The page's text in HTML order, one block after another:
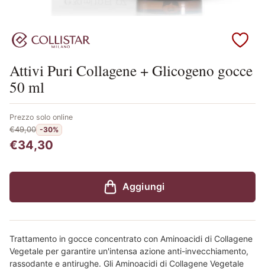
Scopri i prodotti Collistar
Attivi Puri Collagene + Glicogeno gocce
50 ml
Prezzo solo online
€49,00 -30%
€34,30
Aggiungi
Trattamento in gocce concentrato con Aminoacidi di Collagene
Vegetale per garantire un'intensa azione anti-invecchiamento,
rassodante e antirughe. Gli Aminoacidi di Collagene Vegetale